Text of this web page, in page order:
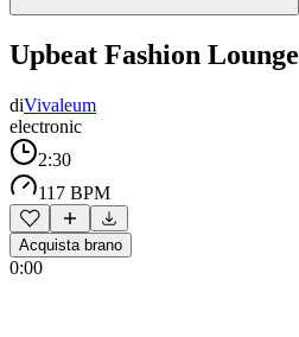
Upbeat Fashion Lounge
diVivaleum
electronic
2:30
117 BPM
Acquista brano
0:00